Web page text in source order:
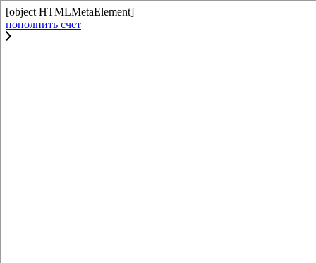
[object HTMLMetaElement]
пополнить счет